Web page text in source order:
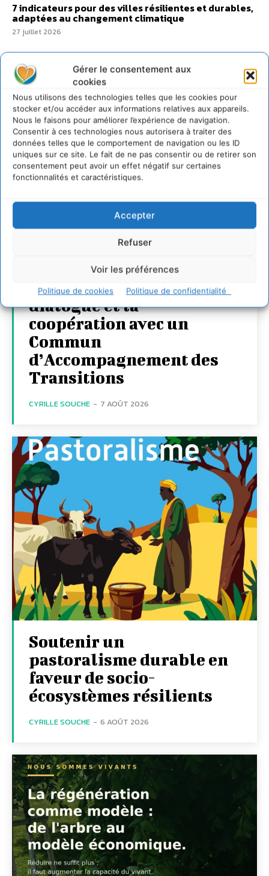
Gérer le consentement aux
cookies
Nous utilisons des technologies telles que les cookies pour
stocker et/ou accéder aux informations relatives aux appareils.
Nous le faisons pour améliorer l’expérience de navigation.
Consentir à ces technologies nous autorisera à traiter des
données telles que le comportement de navigation ou les ID
uniques sur ce site. Le fait de ne pas consentir ou de retirer son
consentement peut avoir un effet négatif sur certaines
fonctionnalités et caractéristiques.
Accepter
Refuser
Voir les préférences
Politique de cookies Politique de confidentialité
7 indicateurs pour des villes résilientes et durables,
adaptées au changement climatique
27 juillet 2026
Transformer les
territoires par le
dialogue et la
coopération avec un
Commun
d’Accompagnement des
Transitions
CYRILLE SOUCHE - 7 AOÛT 2026
Soutenir un
pastoralisme durable en
faveur de socio-
écosystèmes résilients
CYRILLE SOUCHE - 6 AOÛT 2026